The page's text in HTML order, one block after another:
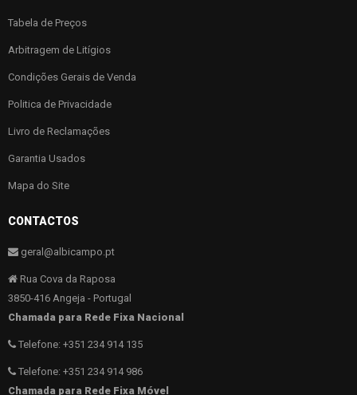
Tabela de Preços
Arbitragem de Litígios
Condições Gerais de Venda
Politica de Privacidade
Livro de Reclamações
Garantia Usados
Mapa do Site
CONTACTOS
geral@albicampo.pt
Rua Cova da Raposa
3850-416 Angeja - Portugal
Chamada para Rede Fixa Nacional
Telefone: +351 234 914 135
Telefone: +351 234 914 986
Chamada para Rede Fixa Móvel